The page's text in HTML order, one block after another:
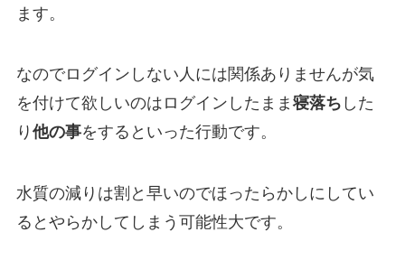
ます。
なのでログインしない人には関係ありませんが気
を付けて欲しいのはログインしたまま 寝落ち した
り 他の事をするといった行動です。
水質の減りは割と早いのでほったらかしにしてい
るとやらかしてしまう可能性大です。